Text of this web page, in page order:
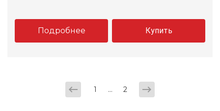
Подробнее Купить
1 ... 2